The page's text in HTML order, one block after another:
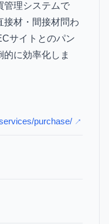
管理システムで
接材・間接材問わ
サイトとのパン
に効率化しま
purchase/ ↗